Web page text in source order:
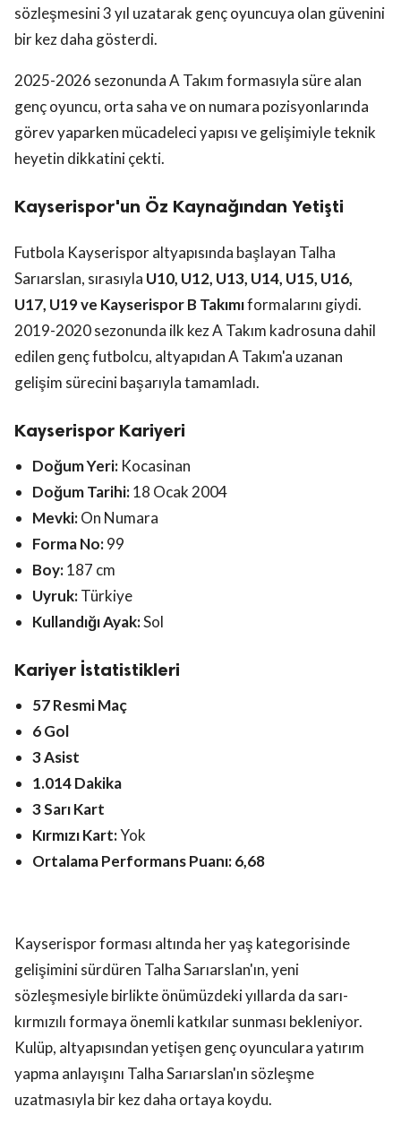
sözleşmesini 3 yıl uzatarak genç oyuncuya olan güvenini
bir kez daha gösterdi.
2025-2026 sezonunda A Takım formasıyla süre alan
genç oyuncu, orta saha ve on numara pozisyonlarında
görev yaparken mücadeleci yapısı ve gelişimiyle teknik
heyetin dikkatini çekti.
Kayserispor'un Öz Kaynağından Yetişti
Futbola Kayserispor altyapısında başlayan Talha
Sarıarslan, sırasıyla U10, U12, U13, U14, U15, U16,
U17, U19 ve Kayserispor B Takımıformalarını giydi.
2019-2020 sezonunda ilk kez A Takım kadrosuna dahil
edilen genç futbolcu, altyapıdan A Takım'a uzanan
gelişim sürecini başarıyla tamamladı.
Kayserispor Kariyeri
Doğum Yeri: Kocasinan
Doğum Tarihi:18 Ocak 2004
Mevki:On Numara
Forma No:99
Boy:187 cm
Uyruk:Türkiye
Kullandığı Ayak:Sol
Kariyer İstatistikleri
57 Resmi Maç
6 Gol
3 Asist
1.014 Dakika
3 Sarı Kart
Kırmızı Kart:Yok
Ortalama Performans Puanı:6,68
Kayserispor forması altında her yaş kategorisinde
gelişimini sürdüren Talha Sarıarslan'ın, yeni
sözleşmesiyle birlikte önümüzdeki yıllarda da sarı-
kırmızılı formaya önemli katkılar sunması bekleniyor.
Kulüp, altyapısından yetişen genç oyunculara yatırım
yapma anlayışını Talha Sarıarslan'ın sözleşme
uzatmasıyla bir kez daha ortaya koydu.